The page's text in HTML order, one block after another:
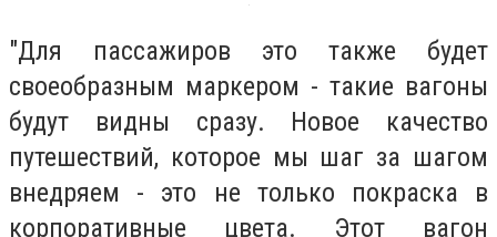
"Для пассажиров это также будет
своеобразным маркером - такие вагоны
будут видны сразу. Новое качество
путешествий, которое мы шаг за шагом
внедряем - это не только покраска в
корпоративные цвета. Этот вагон